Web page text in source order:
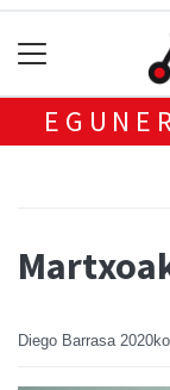
Diego Barrasa